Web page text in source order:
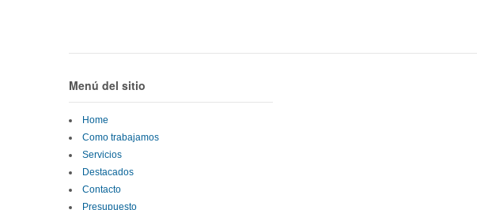
Menú del sitio
Home
Como trabajamos
Servicios
Destacados
Contacto
Presupuesto